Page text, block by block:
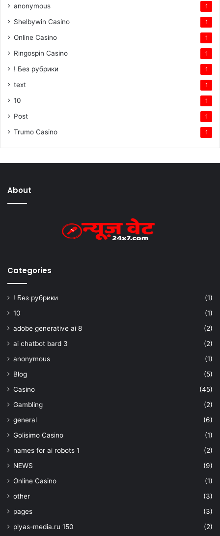
anonymous 1
Shelbywin Casino 1
Online Casino 1
Ringospin Casino 1
! Без рубрики 1
text 1
10 1
Post 1
Trumo Casino 1
About
Categories
! Без рубрики
(1)
10
(1)
adobe generative ai 8
(2)
ai chatbot bard 3
(2)
anonymous
(1)
Blog
(5)
Casino
(45)
Gambling
(2)
general
(6)
Golisimo Casino
(1)
names for ai robots 1
(2)
NEWS
(9)
Online Casino
(1)
other
(3)
pages
(3)
plyas-media.ru 150
(2)